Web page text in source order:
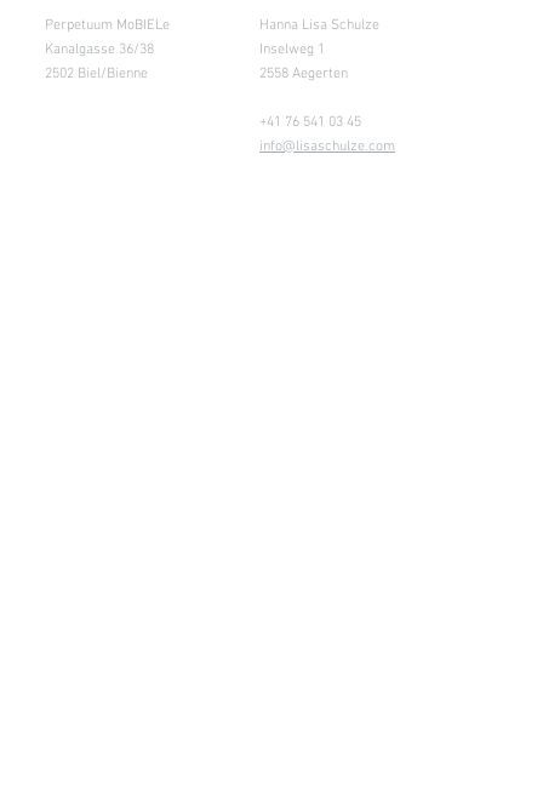
Perpetuum MoBIELe
Kanalgasse 36/38
2502 Biel/Bienne
Hanna Lisa Schulze
Inselweg 1
2558 Aegerten
+41 76 541 03 45
info@lisaschulze.com